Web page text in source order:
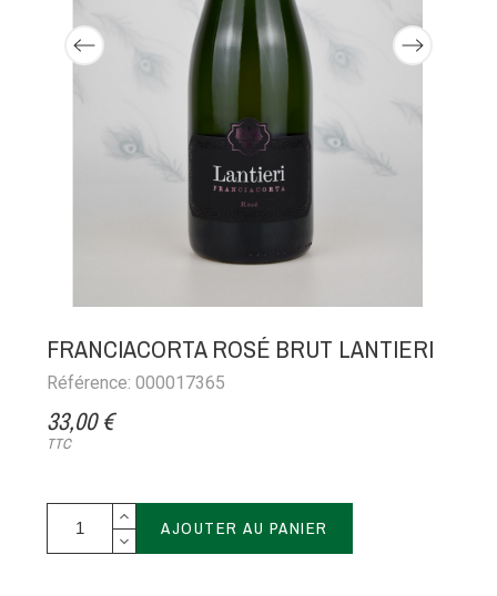
FRANCIACORTA ROSÉ BRUT LANTIERI
Référence: 000017365
33,00 €
TTC
AJOUTER AU PANIER